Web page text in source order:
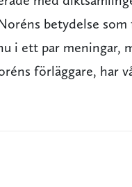
betydelse
i ett par meningar,
förläggare, har